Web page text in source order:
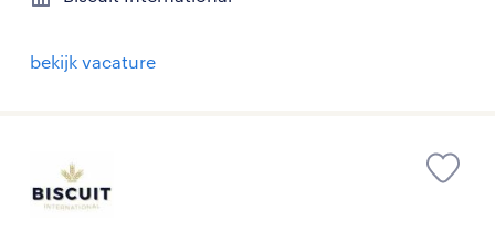
bekijk vacature